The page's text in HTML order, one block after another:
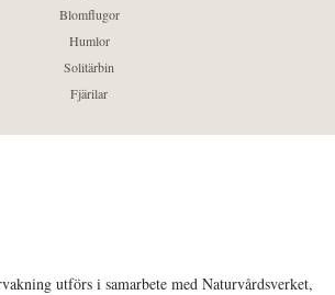
Blomflugor
Humlor
Solitärbin
Fjärilar
utförs i samarbete med Naturvårdsverket,